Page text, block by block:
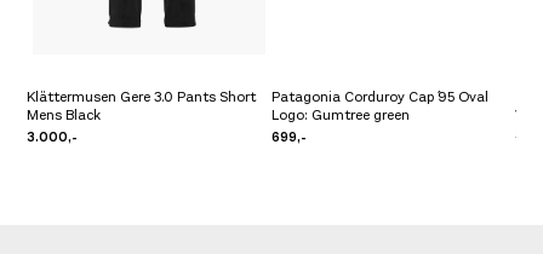
Klättermusen Gere 3.0 Pants Short
Mens Black
3.000,-
Patagonia Corduroy Cap ´95 Oval
Logo: Gumtree green
699,-
VJ